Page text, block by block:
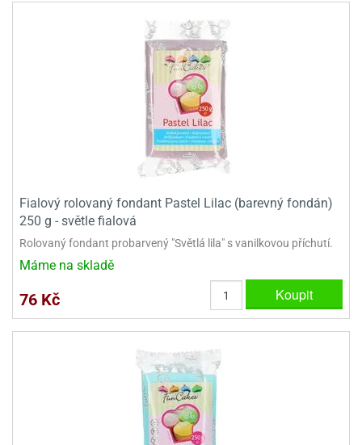
Fialový rolovaný fondant Pastel Lilac (barevný fondán)
250 g - světle fialová
Rolovaný fondant probarvený "Světlá lila" s vanilkovou příchutí.
Máme na skladě
76 Kč Koupit